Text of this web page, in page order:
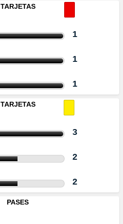
TARJETAS
1
1
1
TARJETAS
3
2
2
PASES